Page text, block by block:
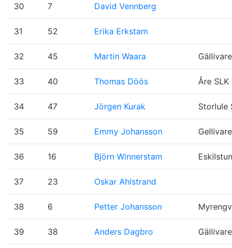
30 7 David Vennberg
31 52 Erika Erkstam
32 45 Martin Waara
33 40 Thomas Döös Åre SLK
34 47 Jörgen Kurak Storlule
35 59 Emmy Johansson
36 16 Björn Winnerstam
37 23 Oskar Ahlstrand
38 6 Petter Johansson
39 38 Anders Dagbro